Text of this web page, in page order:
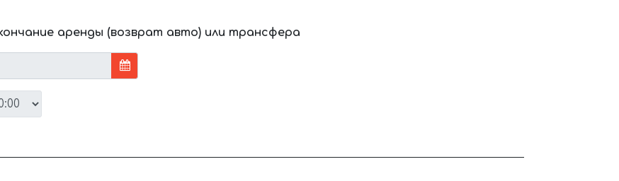
аренды (возврат авто) или трансфера